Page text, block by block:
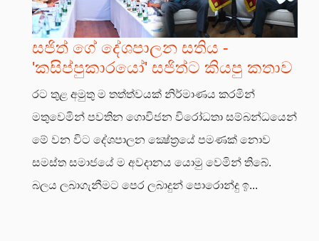
සජිත් ගේ දේශපාලන සතිය -
'කසිප්පුකාරයෝ' සජිත්ට කියපු කතාව
රට තුළ අමුතු ම තත්ත්වයක් නිර්මාණය කරමින්
මතුවෙමින් පවතින ගොවිජන විරෝධතා සම්බන්ධයෙන්
මේ වන විට දේශපාලන ක්‍ෂේත්‍රයේ පමණක් නොව
සමස්ත සමාජයේ ම අවදානය යොමු වෙමින් තිබේ.
බලය ලබාගැනීමට පෙර ලබාදුන් පොරොන්දු ඉ...